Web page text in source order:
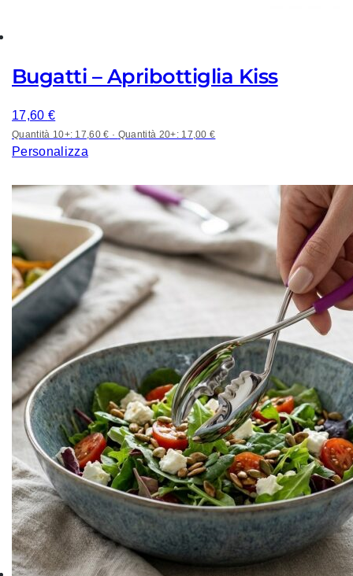
Bugatti – Apribottiglia Kiss
17,60 €
Quantità 10+: 17,60 € · Quantità 20+: 17,00 €
Personalizza